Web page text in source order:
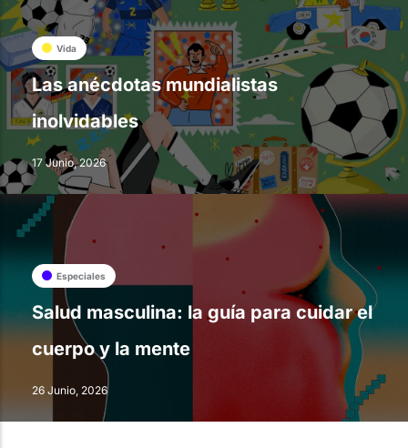
Vida
Las anécdotas mundialistas
inolvidables
17 Junio, 2026
Especiales
Salud masculina: la guía para cuidar el
cuerpo y la mente
26 Junio, 2026